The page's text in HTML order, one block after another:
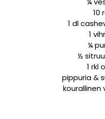
10
1 dl
1
¼
½
1 rkl
pippuria &
kourallinen